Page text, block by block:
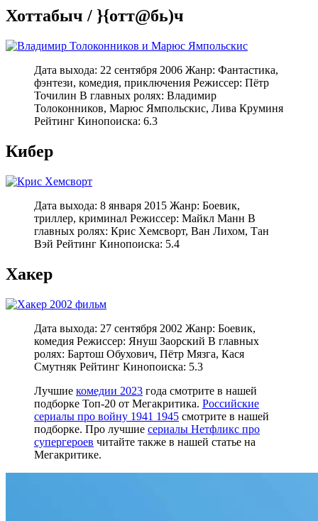
Хоттабыч / }{отт@бь)ч
Дата выхода: 22 сентября 2006 Жанр: Фантастика,
фэнтези, комедия, приключения Режиссер: Пётр
Точилин В главных ролях: Владимир
Толоконников, Марюс Ямпольскис, Лива Круминя
Рейтинг Кинопоиска: 6.3
Кибер
Дата выхода: 8 января 2015 Жанр: Боевик,
триллер, криминал Режиссер: Майкл Манн В
главных ролях: Крис Хемсворт, Ван Лихом, Тан
Вэй Рейтинг Кинопоиска: 5.4
Хакер
Дата выхода: 27 сентября 2002 Жанр: Боевик,
комедия Режиссер: Януш Заорский В главных
ролях: Бартош Обухович, Пётр Мязга, Кася
Смутняк Рейтинг Кинопоиска: 5.3
Лучшие комедии 2023 года смотрите в нашей
подборке Топ-20 от Мегакритика. Российские
сериалы про войну 1941 1945 смотрите в нашей
подборке. Про лучшие сериалы Нетфликс про
супергероев читайте также в нашей статье на
Мегакритике.